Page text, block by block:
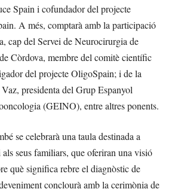
Spain i cofundador del projecte
A més, comptarà amb la participació
cap del Servei de Neurocirurgia de
Còrdova, membre del comitè científic
del projecte OligoSpain; i de la
presidenta del Grup Espanyol
(GEINO), entre altres ponents.
se celebrarà una taula destinada a
seus familiars, que oferiran una visió
què significa rebre el diagnòstic de
conclourà amb la cerimònia de